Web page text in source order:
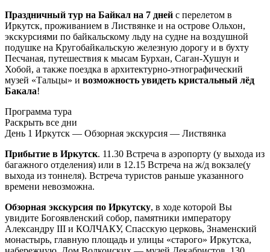
Праздничный тур на Байкал на 7 дней с перелетом в
Иркутск, проживанием в Листвянке и на острове Ольхон,
экскурсиями по байкальскому льду на судне на воздушной
подушке на Кругобайкальскую железную дорогу и в бухту
Песчаная, путешествия к мысам Бурхан, Саган-Хушун и
Хобой, а также поездка в архитектурно-этнографический
музей «Тальцы» и возможность увидеть кристальный лёд
Бакала!
Программа тура
Раскрыть все дни
День 1 Иркутск — Обзорная экскурсия — Листвянка
Прибытие в Иркутск. 11.30 Встреча в аэропорту (у выхода из
багажного отделения) или в 12.15 Встреча на ж/д вокзале(у
выхода из тоннеля). Встреча туристов раньше указанного
времени невозможна.
Обзорная экскурсия по Иркутску, в ходе которой Вы
увидите Богоявленский собор, памятники императору
Александру III и КОЛЧАКУ, Спасскую церковь, Знаменский
монастырь, главную площадь и улицы «старого» Иркутска,